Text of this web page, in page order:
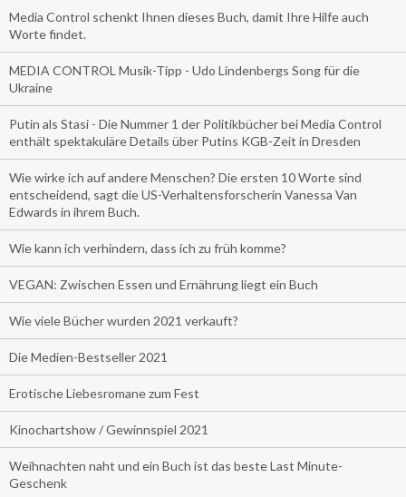
Media Control schenkt Ihnen dieses Buch, damit Ihre Hilfe auch
Worte findet.
MEDIA CONTROL Musik-Tipp - Udo Lindenbergs Song für die
Ukraine
Putin als Stasi - Die Nummer 1 der Politikbücher bei Media Control
enthält spektakuläre Details über Putins KGB-Zeit in Dresden
Wie wirke ich auf andere Menschen? Die ersten 10 Worte sind
entscheidend, sagt die US-Verhaltensforscherin Vanessa Van
Edwards in ihrem Buch.
Wie kann ich verhindern, dass ich zu früh komme?
VEGAN: Zwischen Essen und Ernährung liegt ein Buch
Wie viele Bücher wurden 2021 verkauft?
Die Medien-Bestseller 2021
Erotische Liebesromane zum Fest
Kinochartshow / Gewinnspiel 2021
Weihnachten naht und ein Buch ist das beste Last Minute-
Geschenk